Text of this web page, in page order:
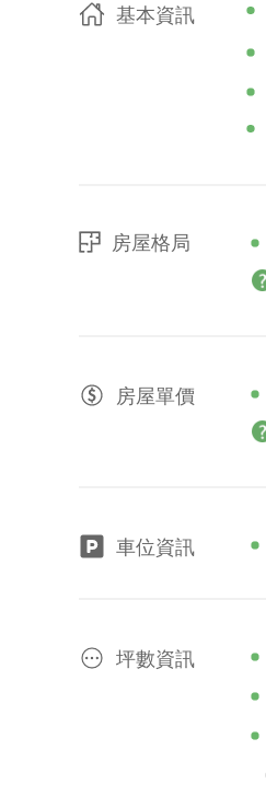
基本資訊
房屋格局
房屋單價
車位資訊
坪數資訊